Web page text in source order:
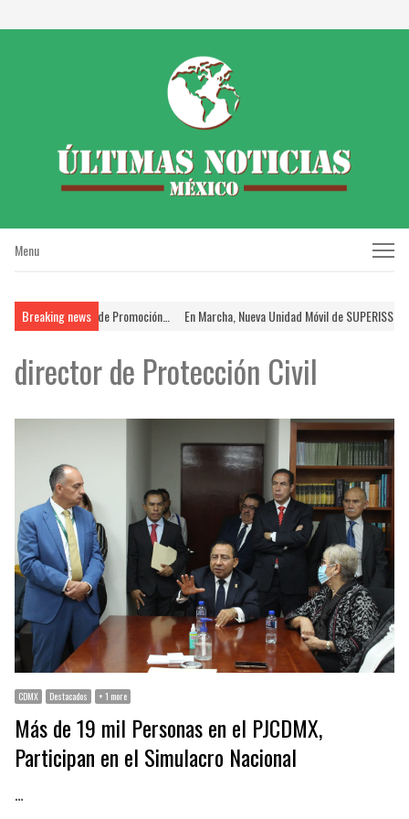
Menu
Menu
Breaking news
en el Proceso de Promoción… En Marcha, Nueva Unidad Móvil de
director de Protección Civil
CDMX Destacados + 1 more
Más de 19 mil Personas en el PJCDMX,
Participan en el Simulacro Nacional
…